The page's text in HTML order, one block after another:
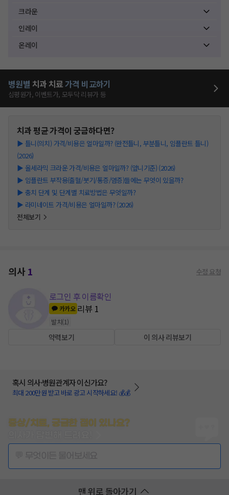
크라운
인레이
온레이
병원별 치과 치료가격 비교하기
심평원가, 이벤트가, 모두닥 리뷰가 등
치과평균 가격이 궁금하다면?
▶ 틀니(의치) 가격/비용은 얼마일까? (완전틀니, 부분틀니, 임플란트 틀니)
(2026)
▶ 올세라믹 크라운 가격/비용은 얼마일까? (앞니기준) (2026)
▶ 임플란트 부작용(출혈/붓기/통증/염증)들에는 무엇이 있을까?
▶ 충치 단계 및 단계별 치료방법은 무엇일까?
▶ 라미네이트 가격/비용은 얼마일까? (2026)
전체보기
의사1 수정 요청
로그인 후 이름확인
카카오 리뷰 1
발치(1)
약력보기 이 의사 리뷰보기
혹시 의사·병원관계자 이신가요?
최대 200만원 받고 바로 광고 시작하세요! 💰💰
증상/치료, 궁금한 점이 있나요?
맨 위로 돌아가기